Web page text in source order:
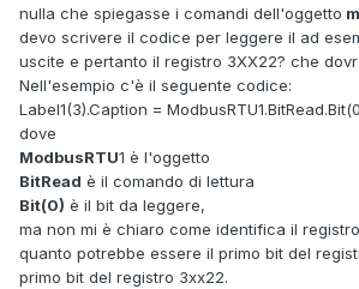
nulla che spiegasse i comandi dell'oggetto
devo scrivere il codice per leggere il ad
uscite e pertanto il registro 3XX22? che
Nell'esempio c'è il seguente codice:
Label1(3).Caption =
dove
ModbusRTU1 è l'oggetto
BitRead è il comando di lettura
Bit(0) è il bit da leggere,
ma non mi è chiaro come identifica il
quanto potrebbe essere il primo bit del
primo bit del registro 3xx22.